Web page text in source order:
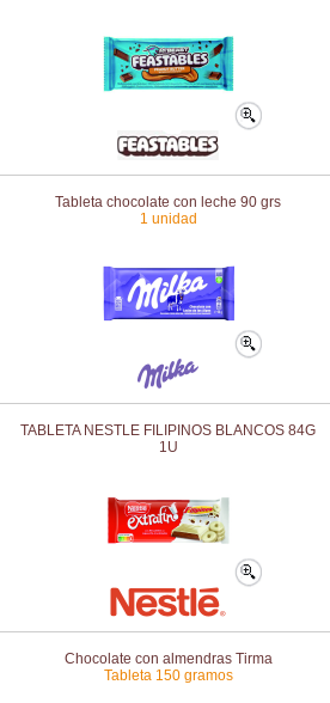
Tableta chocolate con leche 90 grs
1 unidad
TABLETA NESTLE FILIPINOS BLANCOS 84G
1U
Chocolate con almendras Tirma
Tableta 150 gramos